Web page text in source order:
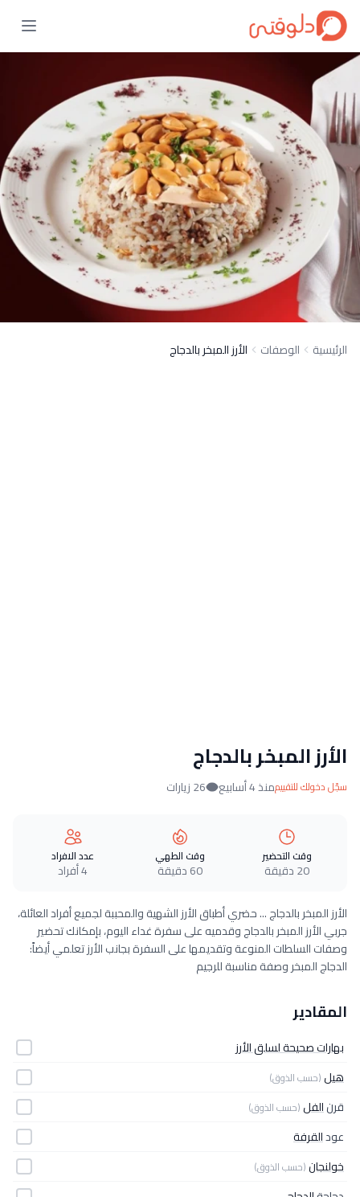
الرئيسية الوصفات الأرز المبخر بالدجاج
الأرز المبخر بالدجاج
سجّل دخولك للتقييممنذ 4 أسابيع 26 زيارات
وقت التحضير
20 دقيقة
وقت الطهي
60 دقيقة
عدد الافراد
4 أفراد
الأرز المبخر بالدجاج ... حضري أطباق الأرز الشهية والمحببة لجميع أفراد العائلة،
جربي الأرز المبخر بالدجاج وقدميه على سفرة غداء اليوم، بإمكانك تحضير
وصفات السلطات المنوعة وتقديمها على السفرة بجانب الأرز تعلمي أيضاً:
الدجاج المبخر وصفة مناسبة للرجيم
المقادير
بهارات صحيحة لسلق الأرز
هيل(حسب الذوق)
قرنالفل(حسب الذوق)
عودالقرفة
خولنجان(حسب الذوق)